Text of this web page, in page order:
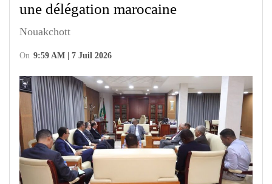
une délégation marocaine
Nouakchott
On 9:59 AM | 7 Juil 2026